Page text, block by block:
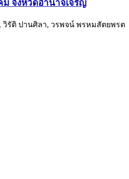
ม จังหวัดอำนาจเจริญ
วิรัติ ปานศิลา, วรพจน์ พรหมสัตยพรต